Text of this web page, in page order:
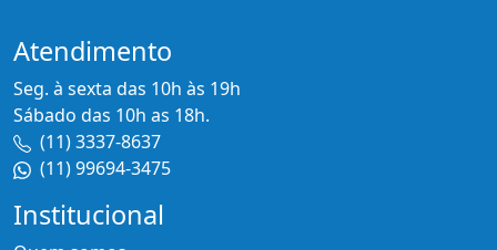
Atendimento
Seg. à sexta das 10h às 19h
Sábado das 10h as 18h.
(11) 3337-8637
(11) 99694-3475
Institucional